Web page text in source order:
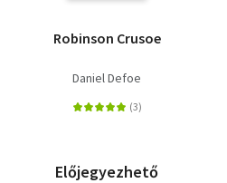
Robinson Crusoe
Daniel Defoe
Előjegyezhető